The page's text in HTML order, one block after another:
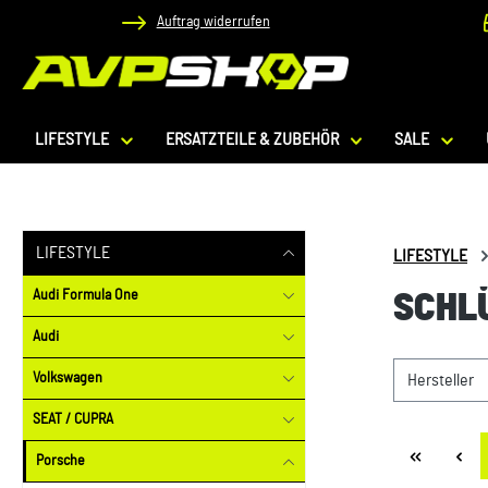
Hauptinhalt springen
Zur Suche springen
Zur Hauptnavigation springen
Auftrag widerrufen
LIFESTYLE ERSATZTEILE & ZUBEHÖR SALE
LIFESTYLE
Audi Formula One
Audi
Volkswagen
SEAT / CUPRA
Porsche
LIFESTYLE
Hersteller